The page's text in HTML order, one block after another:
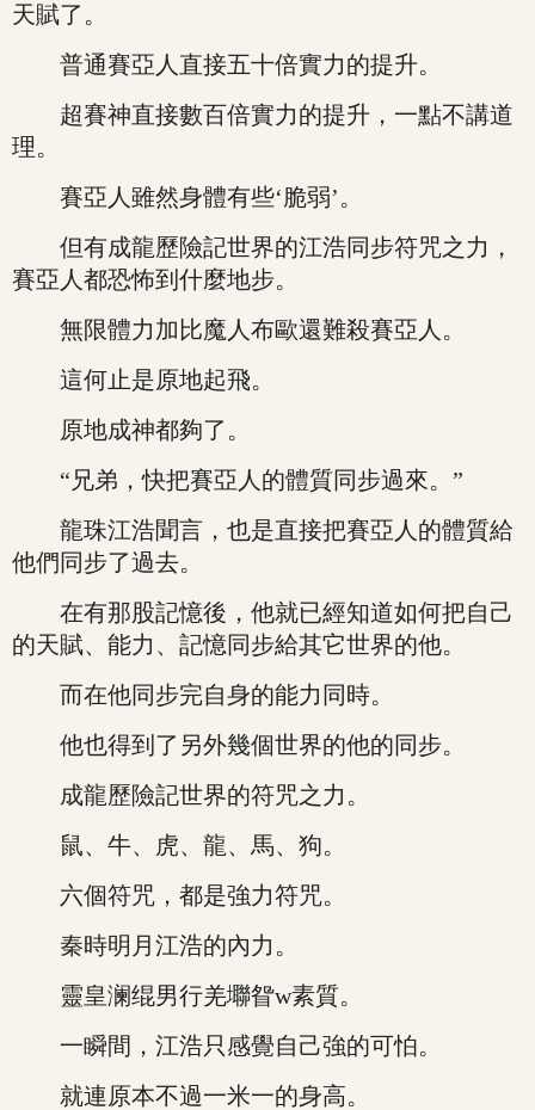
天賦了。
普通賽亞人直接五十倍實力的提升。
超賽神直接數百倍實力的提升，一點不講道
理。
賽亞人雖然身體有些‘脆弱’。
但有成龍歷險記世界的江浩同步符咒之力，
賽亞人都恐怖到什麼地步。
無限體力加比魔人布歐還難殺賽亞人。
這何止是原地起飛。
原地成神都夠了。
“兄弟，快把賽亞人的體質同步過來。”
龍珠江浩聞言，也是直接把賽亞人的體質給
他們同步了過去。
在有那股記憶後，他就已經知道如何把自己
的天賦、能力、記憶同步給其它世界的他。
而在他同步完自身的能力同時。
他也得到了另外幾個世界的他的同步。
成龍歷險記世界的符咒之力。
鼠、牛、虎、龍、馬、狗。
六個符咒，都是強力符咒。
秦時明月江浩的內力。
靈皇澜绲男行羌壣眢w素質。
一瞬間，江浩只感覺自己強的可怕。
就連原本不過一米一的身高。